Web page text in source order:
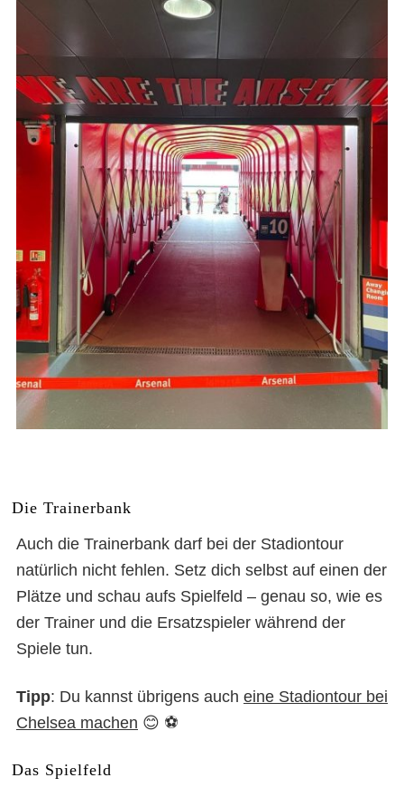
Die Trainerbank
Auch die Trainerbank darf bei der Stadiontour
natürlich nicht fehlen. Setz dich selbst auf einen der
Plätze und schau aufs Spielfeld – genau so, wie es
der Trainer und die Ersatzspieler während der
Spiele tun.
Tipp: Du kannst übrigens auch eine Stadiontour bei
Chelsea machen 😊 ⚽️
Das Spielfeld